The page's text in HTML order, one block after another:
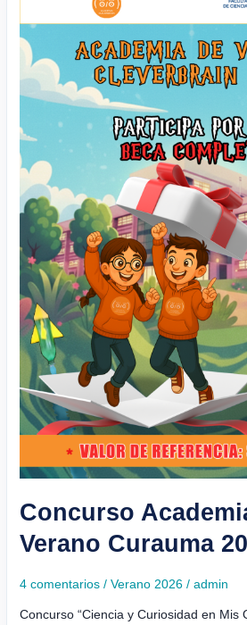
Concurso
Verano Curauma
4 comentarios /Verano 2026 /admin
Concurso “Ciencia y Curiosidad en Mis
de
Verano
Curauma
2026